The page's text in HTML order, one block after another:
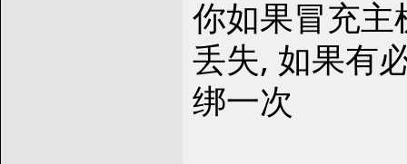
你如果冒充
丢失, 如果有
绑一次